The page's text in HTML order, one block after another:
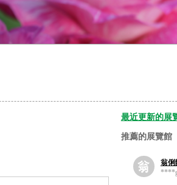
最近更新的展
推薦的展覽館
翁
翁俐